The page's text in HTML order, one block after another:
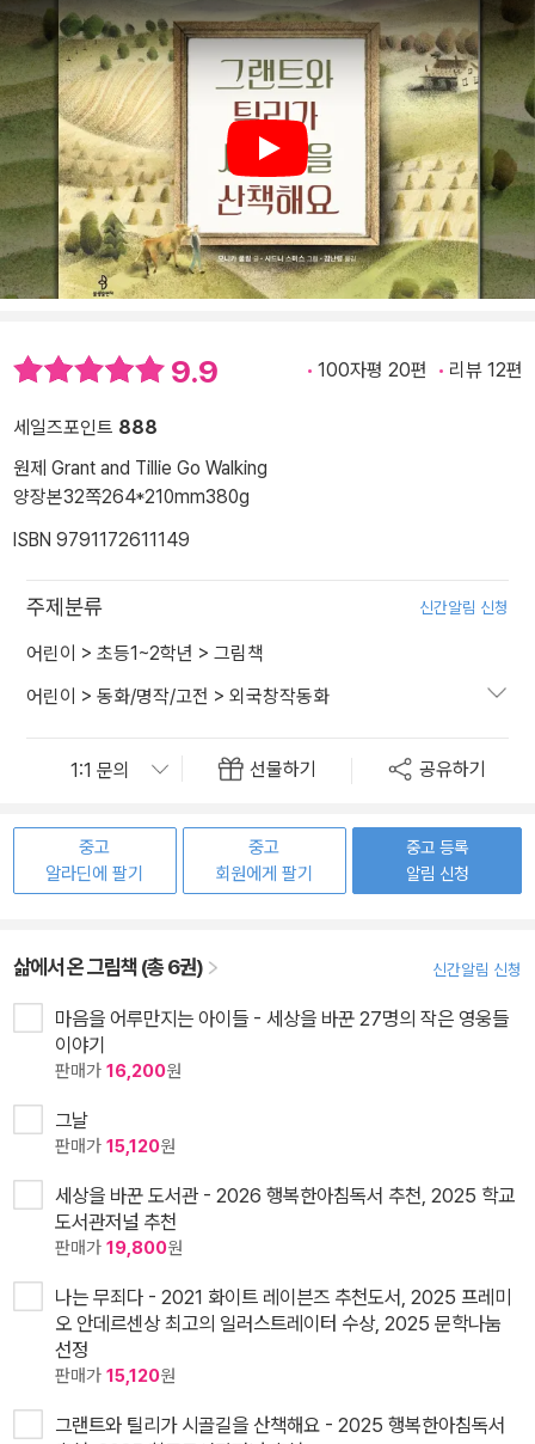
Play
9.9 100자평 20편 리뷰 12편
세일즈포인트 888
원제 Grant and Tillie Go Walking
양장본32쪽264*210mm380g
ISBN 9791172611149
주제분류 신간알림 신청
어린이 > 초등1~2학년 > 그림책
어린이 > 동화/명작/고전 > 외국창작동화
선물하기 공유하기
중고
알라딘에 팔기
중고
회원에게 팔기
중고 등록
알림 신청
삶에서 온 그림책 (총 6권) 신간알림 신청
마음을 어루만지는 아이들 - 세상을 바꾼 27명의 작은 영웅들
이야기
판매가 16,200원
그날
판매가 15,120원
세상을 바꾼 도서관 - 2026 행복한아침독서 추천, 2025 학교
도서관저널 추천
판매가 19,800원
나는 무죄다 - 2021 화이트 레이븐즈 추천도서, 2025 프레미
오 안데르센상 최고의 일러스트레이터 수상, 2025 문학나눔
선정
판매가 15,120원
그랜트와 틸리가 시골길을 산책해요 - 2025 행복한아침독서